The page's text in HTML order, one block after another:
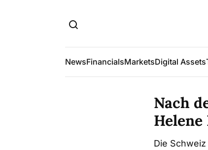
NewsFinancialsMarketsDigital Assets
Nach
Die